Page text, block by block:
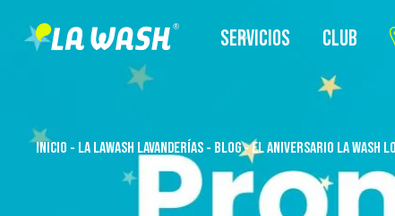
SERVICIOS CLUB
INICIO - LA LAWASH LAVANDERÍAS - BLOG-EL ANIVERSARIO LA WASH